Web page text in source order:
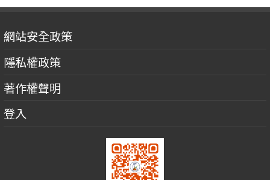
網站安全政策
隱私權政策
著作權聲明
登入